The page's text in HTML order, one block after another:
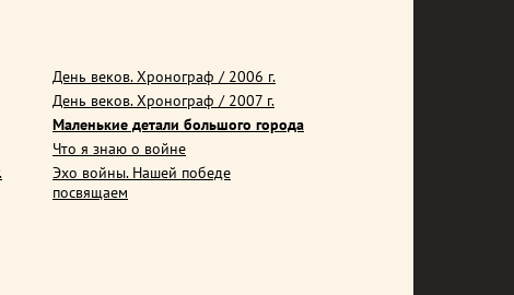
День веков. Хронограф / 2006 г.
День веков. Хронограф / 2007 г.
Маленькие детали большого города
Что я знаю о войне
Эхо войны. Нашей победе
посвящаем